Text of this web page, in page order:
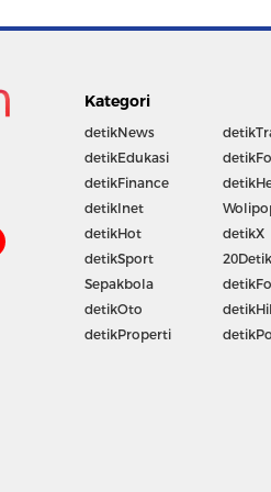
Kategori
detikNews
detikEdukasi
detikFinance
detikInet
detikHot
detikSport
Sepakbola
detikOto
detikProperti
detikX
20Detik